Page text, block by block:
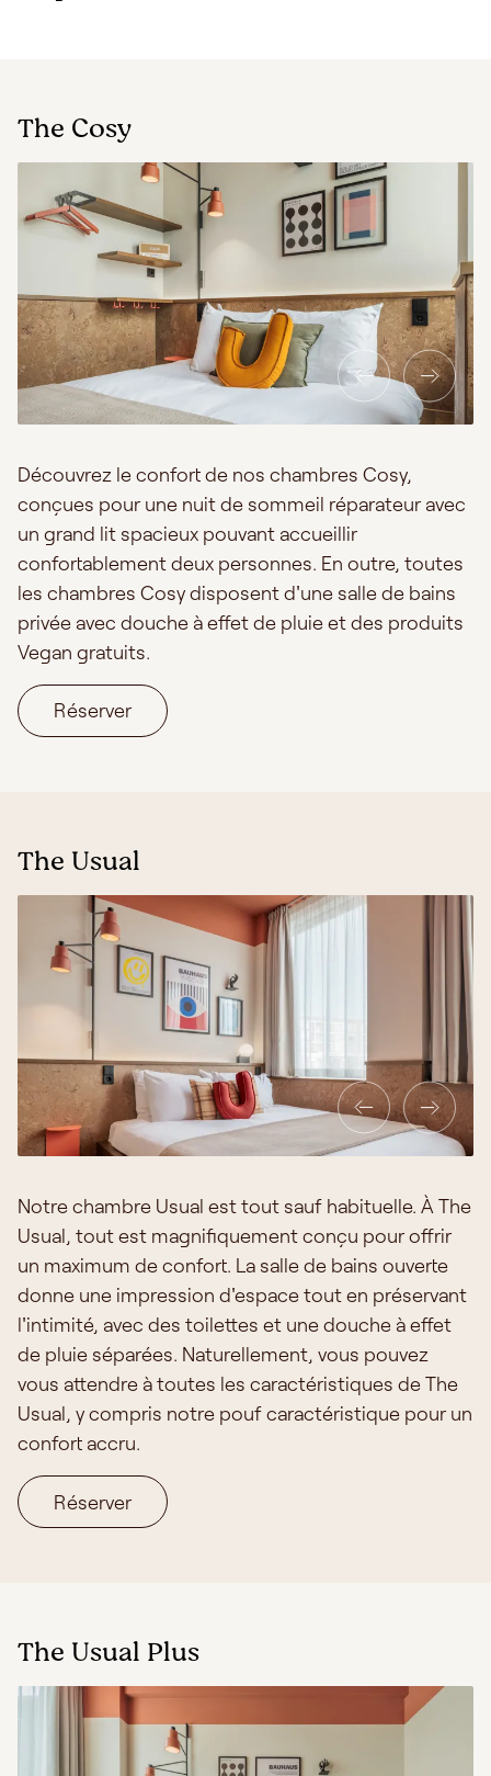
The Cosy
Découvrez le confort de nos chambres Cosy,
conçues pour une nuit de sommeil réparateur avec
un grand lit spacieux pouvant accueillir
confortablement deux personnes. En outre, toutes
les chambres Cosy disposent d'une salle de bains
privée avec douche à effet de pluie et des produits
Vegan gratuits.
Réserver
The Usual
Notre chambre Usual est tout sauf habituelle. À The
Usual, tout est magnifiquement conçu pour offrir
un maximum de confort. La salle de bains ouverte
donne une impression d'espace tout en préservant
l'intimité, avec des toilettes et une douche à effet
de pluie séparées. Naturellement, vous pouvez
vous attendre à toutes les caractéristiques de The
Usual, y compris notre pouf caractéristique pour un
confort accru.
Réserver
The Usual Plus